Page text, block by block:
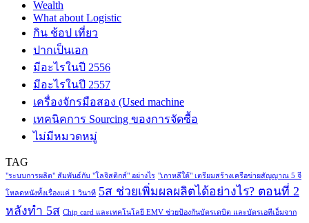
Wealth
What about Logistic
กิน ช้อป เที่ยว
ปากเป็นเอก
มีอะไรในปี 2556
มีอะไรในปี 2557
เครื่องจักรมือสอง (Used machine
เทคนิคการ Sourcing ของการจัดซื้อ
ไม่มีหมวดหมู่
TAG
"ระบบการผลิต" สัมพันธ์กับ "โลจิสติกส์" อย่างไร "เกาหลีใต้" เตรียมสร้างเครือข่ายสัญญาณ 5 จี
โหลดหนังทั้งเรื่องแค่ 1 วินาที 5ส ช่วยเพิ่มผลผลิตได้อย่างไร? ตอนที่ 2
หลังทำ 5ส Chip card และเทคโนโลยี EMV ช่วยป้องกันบัตรเดบิต และบัตรเอทีเอ็มจาก